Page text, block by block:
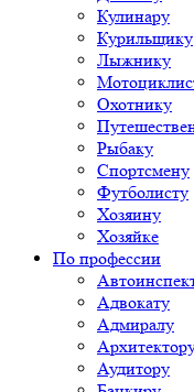
Кулинару
Курильщику
Лыжнику
Охотнику
Рыбаку
Спортсмену
Футболисту
Хозяину
Хозяйке
По профессии
Адвокату
Адмиралу
Аудитору